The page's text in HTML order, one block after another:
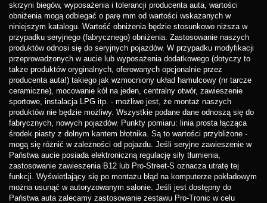
skrzyni biegów, wyposażenia i tolerancji producenta auta, wartości
obniżenia mogą odbiegać o parę mm od wartości wskazanych w
niniejszym katalogu. Wartość obniżenia będzie stosunkowo niższa w
przypadku seryjnego (fabrycznego) obniżenia. Zastosowanie naszych
produktów odnosi się do seryjnych pojazdów. W przypadku modyfikacji
przeprowadzonych w aucie lub wyposażenia dodatkowego (dotyczy to
także produktów oryginalnych, oferowanych opcjonalnie przez
producenta auta!) takiego jak wzmocniony układ hamulcowy (nr tarcze
ceramiczne), mocowanie kół na jeden, centralny otwór, zawieszenie
sportowe, instalacja LPG itp. - możliwe jest, że montaż naszych
produktów nie będzie możliwy. Wszystkie podane dane odnoszą się do
fabrycznych, nowych pojazdów. Punkty pomiaru: linia prosta łącząca
środek piasty z dolnym kantem błotnika. Są to wartości przybliżone -
mogą się różnić w zależności od pojazdu. Jeśli seryjne zawieszenie w
Państwa aucie posiada elektroniczną regulację siły tłumienia,
zastosowanie zawieszenia B12 lub Pro-Street-S oznacza utratę tej
funkcji. Wyświetlający się po montażu błąd na komputerze pokładowym
można usunąć w autoryzowanym salonie. Jeśli jest dostępny do
Państwa auta zalecamy zastosowanie zestawu Pro-Tronic w celu